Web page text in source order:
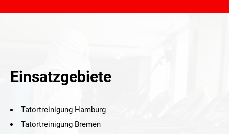
Einsatzgebiete
Tatortreinigung Hamburg
Tatortreinigung Bremen